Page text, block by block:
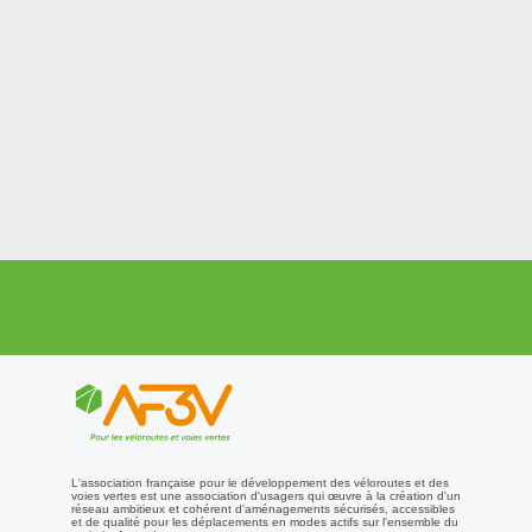
L'association française pour le développement des véloroutes et des
voies vertes est une association d'usagers qui œuvre à la création d'un
réseau ambitieux et cohérent d'aménagements sécurisés, accessibles
et de qualité pour les déplacements en modes actifs sur l'ensemble du